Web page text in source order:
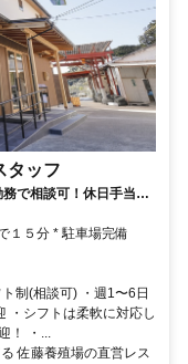
タッフ
で相談可！休日手当や
い年代の方たちが活躍
で１５分 * 駐車場完備
制(相談可) ・週1〜6日
・シフトは柔軟に対応し
！ ・...
佐藤養殖場の直営レス